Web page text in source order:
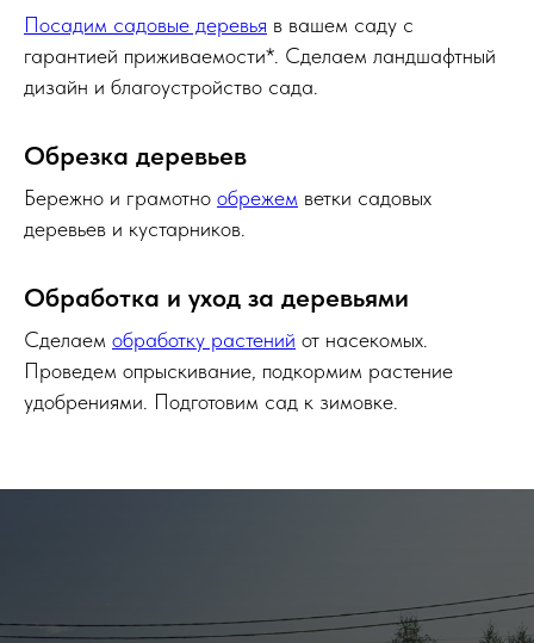
Посадим садовые деревья в вашем саду с
гарантией приживаемости*. Сделаем ландшафтный
дизайн и благоустройство сада.
Обрезка деревьев
Бережно и грамотно обрежем ветки садовых
деревьев и кустарников.
Обработка и уход за деревьями
Сделаем обработку растений от насекомых.
Проведем опрыскивание, подкормим растение
удобрениями. Подготовим сад к зимовке.